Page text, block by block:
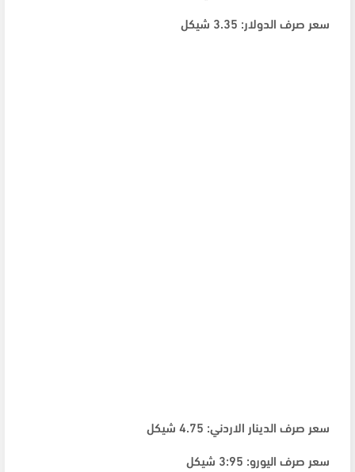
سعر صرف الدولار: 3.35 شيكل
سعر صرف الدينار الاردني: 4.75 شيكل
سعر صرف اليورو: 3:95 شيكل